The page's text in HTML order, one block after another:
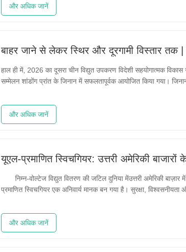
और अधिक जानें
हाल ही में, 2026 का दूसरा चीन विद्युत उपकरण विदेशी सहयोगात्मक विकास
सम्मेलन शांडोंग प्रांत के जिनान में सफलतापूर्वक आयोजित किया गया।
और अधिक जानें
निम्न-वोल्टेज विद्युत वितरण की जटिल दुनिया मेंउत्तरी अमेरिकी बाज़ार
प्रमाणित स्विचगियर एक अनिवार्य मानक बन गया है। सुरक्षा,
और अधिक जानें